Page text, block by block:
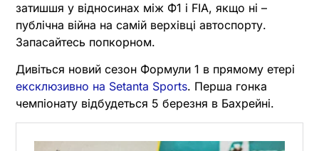
затишшя у відносинах між Ф1 і FIA, якщо ні –
публічна війна на самій верхівці автоспорту.
Запасайтесь попкорном.
Дивіться новий сезон Формули 1 в прямому етері
ексклюзивно на Setanta Sports. Перша гонка
чемпіонату відбудеться 5 березня в Бахрейні.